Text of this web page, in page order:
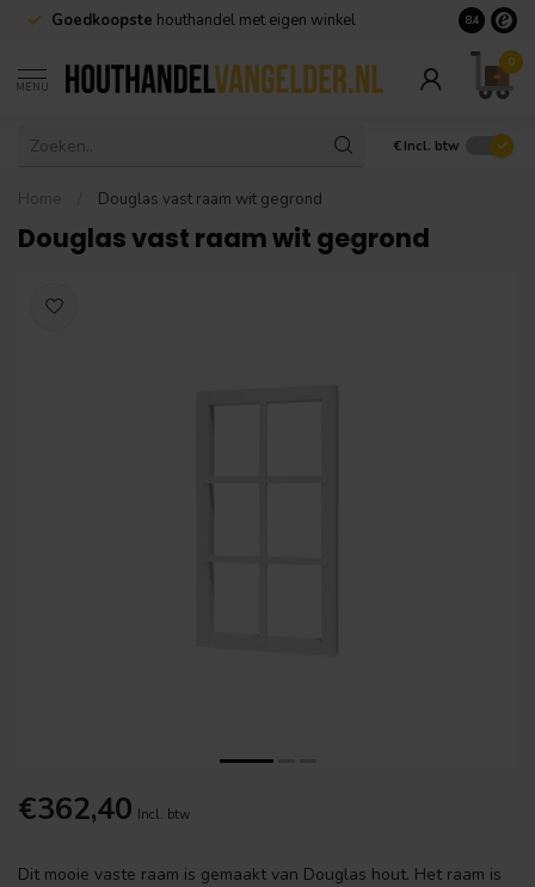
Goedkoopste houthandel met eigen winkel Geen
8.4
MENU
0
€ Incl. btw
Home Douglas vast raam wit gegrond
Douglas vast raam wit gegrond
€362,40 Incl. btw
Dit mooie vaste raam is gemaakt van Douglas hout. Het raam is